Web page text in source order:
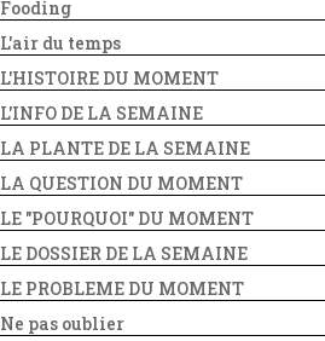
Fooding
L'air du temps
L'HISTOIRE DU MOMENT
L'INFO DE LA SEMAINE
LA PLANTE DE LA SEMAINE
LA QUESTION DU MOMENT
LE "POURQUOI" DU MOMENT
LE DOSSIER DE LA SEMAINE
LE PROBLEME DU MOMENT
Ne pas oublier